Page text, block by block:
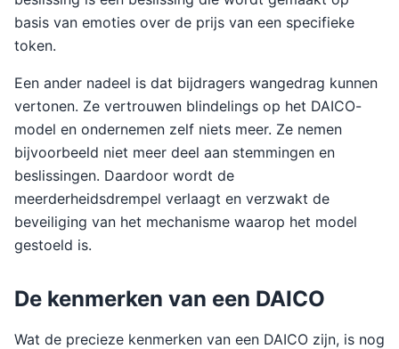
basis van emoties over de prijs van een specifieke
token.
Een ander nadeel is dat bijdragers wangedrag kunnen
vertonen. Ze vertrouwen blindelings op het DAICO-
model en ondernemen zelf niets meer. Ze nemen
bijvoorbeeld niet meer deel aan stemmingen en
beslissingen. Daardoor wordt de
meerderheidsdrempel verlaagt en verzwakt de
beveiliging van het mechanisme waarop het model
gestoeld is.
De kenmerken van een DAICO
Wat de precieze kenmerken van een DAICO zijn, is nog